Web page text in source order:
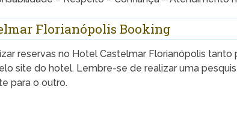
Florianópolis Booking
reservas no Hotel Castelmar Florianópolis tanto
site do hotel. Lembre-se de realizar uma
para o outro.